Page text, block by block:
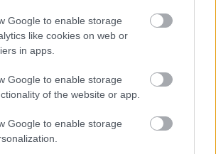
Google to enable storage
like cookies on web or
in apps.
Google to enable storage
of the website or app.
Google to enable storage
vēzis”
izkustināt smadzenes,
lai pārbaudītu tavu